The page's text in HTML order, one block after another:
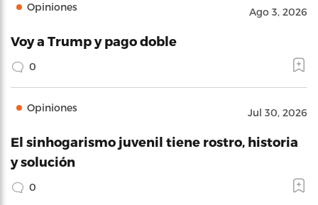
Opiniones Ago 3, 2026
Voy a Trump y pago doble
0
Opiniones Jul 30, 2026
El sinhogarismo juvenil tiene rostro, historia
y solución
0